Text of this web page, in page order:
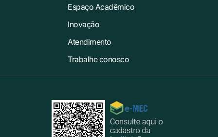
Espaço Acadêmico
Inovação
Atendimento
Trabalhe conosco